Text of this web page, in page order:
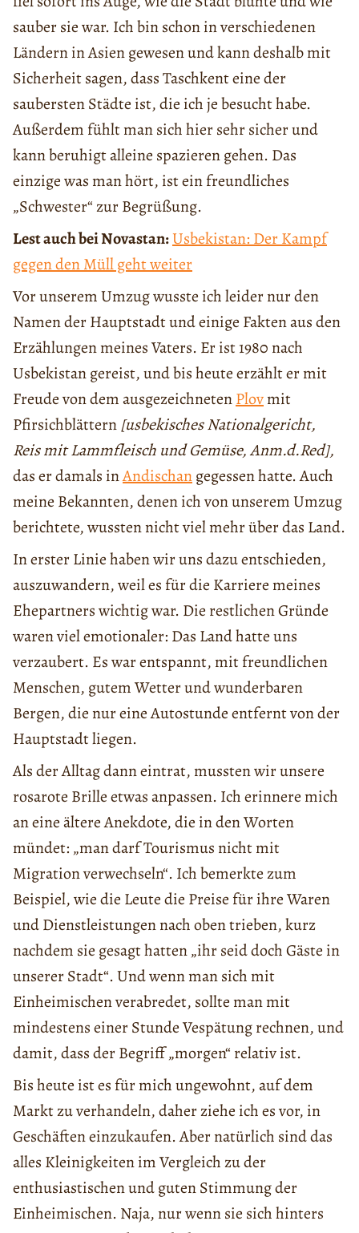
sauber sie war. Ich bin schon in verschiedenen
Ländern in Asien gewesen und kann deshalb mit
Sicherheit sagen, dass Taschkent eine der
saubersten Städte ist, die ich je besucht habe.
Außerdem fühlt man sich hier sehr sicher und
kann beruhigt alleine spazieren gehen. Das
einzige was man hört, ist ein freundliches
„Schwester“ zur Begrüßung.
Lest auch bei Novastan:Usbekistan: Der Kampf
gegen den Müll geht weiter
Vor unserem Umzug wusste ich leider nur den
Namen der Hauptstadt und einige Fakten aus den
Erzählungen meines Vaters. Er ist 1980 nach
Usbekistan gereist, und bis heute erzählt er mit
Freude von dem ausgezeichnetenPlovmit
Pfirsichblättern[usbekisches Nationalgericht,
Reis mit Lammfleisch und Gemüse, Anm.d.Red],
das er damals inAndischangegessen hatte. Auch
meine Bekannten, denen ich von unserem Umzug
berichtete, wussten nicht viel mehr über das Land.
In erster Linie haben wir uns dazu entschieden,
auszuwandern, weil es für die Karriere meines
Ehepartners wichtig war. Die restlichen Gründe
waren viel emotionaler: Das Land hatte uns
verzaubert. Es war entspannt, mit freundlichen
Menschen, gutem Wetter und wunderbaren
Bergen, die nur eine Autostunde entfernt von der
Hauptstadt liegen.
Als der Alltag dann eintrat, mussten wir unsere
rosarote Brille etwas anpassen. Ich erinnere mich
an eine ältere Anekdote, die in den Worten
mündet: „man darf Tourismus nicht mit
Migration verwechseln“. Ich bemerkte zum
Beispiel, wie die Leute die Preise für ihre Waren
und Dienstleistungen nach oben trieben, kurz
nachdem sie gesagt hatten „ihr seid doch Gäste in
unserer Stadt“. Und wenn man sich mit
Einheimischen verabredet, sollte man mit
mindestens einer Stunde Vespätung rechnen, und
damit, dass der Begriff „morgen“ relativ ist.
Bis heute ist es für mich ungewohnt, auf dem
Markt zu verhandeln, daher ziehe ich es vor, in
Geschäften einzukaufen. Aber natürlich sind das
alles Kleinigkeiten im Vergleich zu der
enthusiastischen und guten Stimmung der
Einheimischen. Naja, nur wenn sie sich hinters